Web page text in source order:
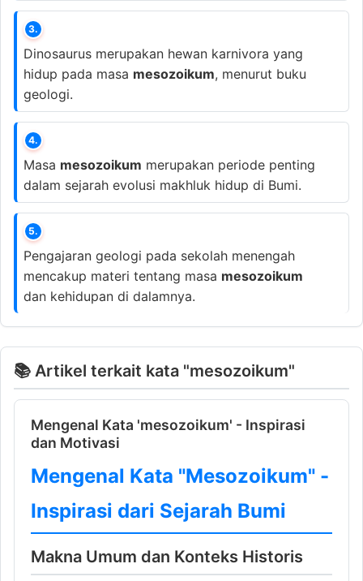
3.
Dinosaurus merupakan hewan karnivora yang
hidup pada masa mesozoikum, menurut buku
geologi.
4.
Masa mesozoikum merupakan periode penting
dalam sejarah evolusi makhluk hidup di Bumi.
5.
Pengajaran geologi pada sekolah menengah
mencakup materi tentang masa mesozoikum
dan kehidupan di dalamnya.
📚 Artikel terkait kata "mesozoikum"
Mengenal Kata 'mesozoikum' - Inspirasi
dan Motivasi
Mengenal Kata "Mesozoikum" -
Inspirasi dari Sejarah Bumi
Makna Umum dan Konteks Historis